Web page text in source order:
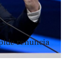
renuncia